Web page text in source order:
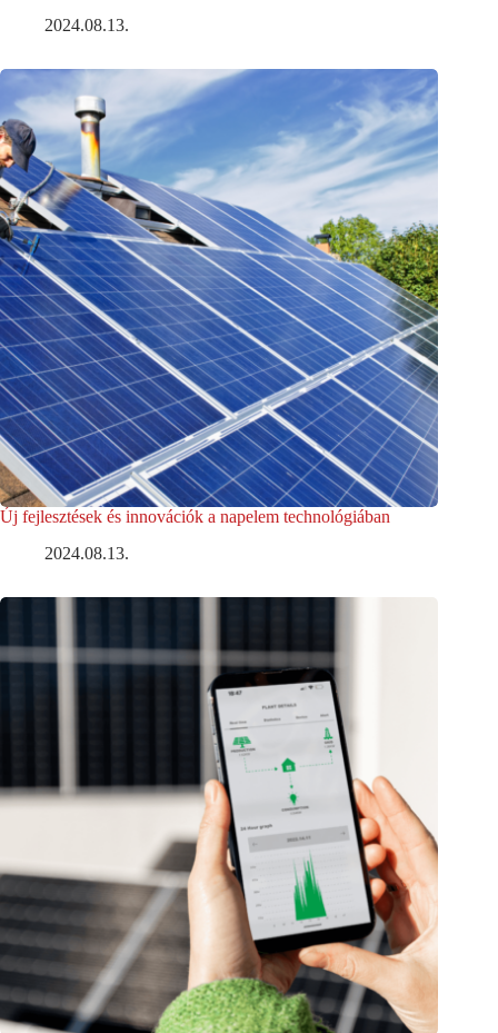
2024.08.13.
Új fejlesztések és innovációk a napelem technológiában
2024.08.13.